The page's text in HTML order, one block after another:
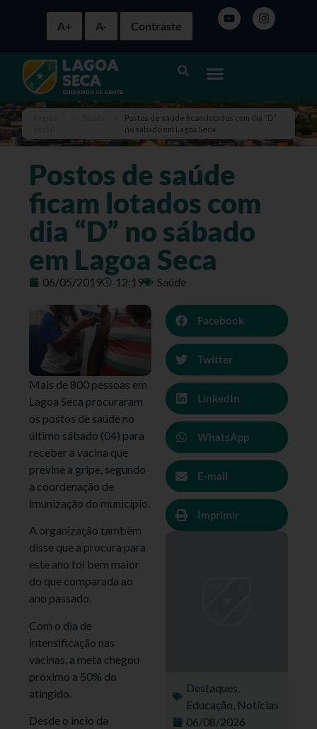
A+ A- Contraste
Postos de saúde ficam lotados com dia “D”
no sábado em Lagoa Seca
Postos de saúde
ficam lotados com
dia “D” no sábado
em Lagoa Seca
06/05/2019 12:19 Saúde
Mais de 800 pessoas em
Lagoa Seca procuraram
os postos de saúde no
último sábado (04) para
receber a vacina que
previne a gripe, segundo
a coordenação de
imunização do município.
A organização também
disse que a procura para
este ano foi bem maior
do que comparada ao
ano passado.
Com o dia de
intensificação nas
vacinas, a meta chegou
próximo a 50% do
atingido.
Desde o incio da
Facebook
Twitter
LinkedIn
WhatsApp
E-mail
Imprimir
Destaques,
Educação, Notícias
06/08/2026